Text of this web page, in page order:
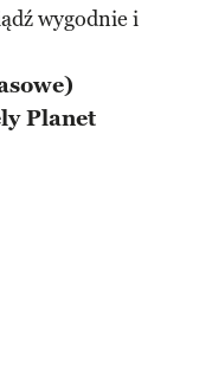
wygodnie i
Planet